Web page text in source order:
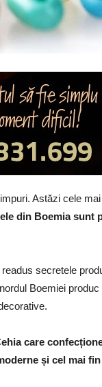
Astăzi cele
din Boemia sunt
secretele
Boemiei
care
și cel mai